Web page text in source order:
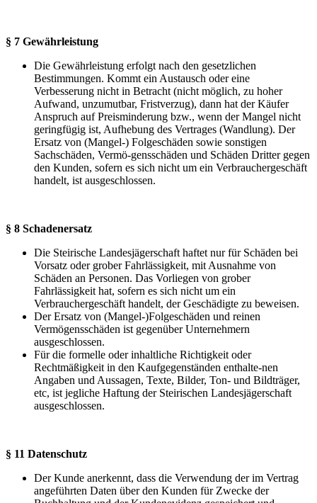
§ 7 Gewährleistung
Die Gewährleistung erfolgt nach den gesetzlichen
Bestimmungen. Kommt ein Austausch oder eine
Verbesserung nicht in Betracht (nicht möglich, zu hoher
Aufwand, unzumutbar, Fristverzug), dann hat der Käufer
Anspruch auf Preisminderung bzw., wenn der Mangel nicht
geringfügig ist, Aufhebung des Vertrages (Wandlung). Der
Ersatz von (Mangel-) Folgeschäden sowie sonstigen
Sachschäden, Vermö-gensschäden und Schäden Dritter gegen
den Kunden, sofern es sich nicht um ein Verbrauchergeschäft
handelt, ist ausgeschlossen.
§ 8 Schadenersatz
Die Steirische Landesjägerschaft haftet nur für Schäden bei
Vorsatz oder grober Fahrlässigkeit, mit Ausnahme von
Schäden an Personen. Das Vorliegen von grober
Fahrlässigkeit hat, sofern es sich nicht um ein
Verbrauchergeschäft handelt, der Geschädigte zu beweisen.
Der Ersatz von (Mangel-)Folgeschäden und reinen
Vermögensschäden ist gegenüber Unternehmern
ausgeschlossen.
Für die formelle oder inhaltliche Richtigkeit oder
Rechtmäßigkeit in den Kaufgegenständen enthalte-nen
Angaben und Aussagen, Texte, Bilder, Ton- und Bildträger,
etc, ist jegliche Haftung der Steirischen Landesjägerschaft
ausgeschlossen.
§ 11 Datenschutz
Der Kunde anerkennt, dass die Verwendung der im Vertrag
angeführten Daten über den Kunden für Zwecke der